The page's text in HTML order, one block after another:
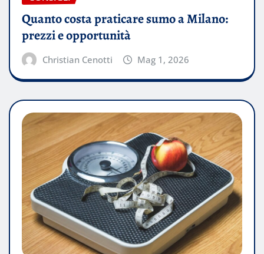
Quanto costa praticare sumo a Milano:
prezzi e opportunità
Christian Cenotti Mag 1, 2026